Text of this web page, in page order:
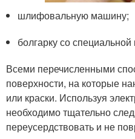
шлифовальную машину;
болгарку со специальной
Всеми перечисленными
поверхности, на которые
или краски. Используя
необходимо тщательно
переусердствовать и не